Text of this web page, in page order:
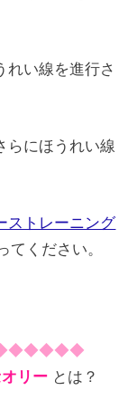
れい線を進行さ
らにほうれい線
ストレーニング
てください。
リー とは？